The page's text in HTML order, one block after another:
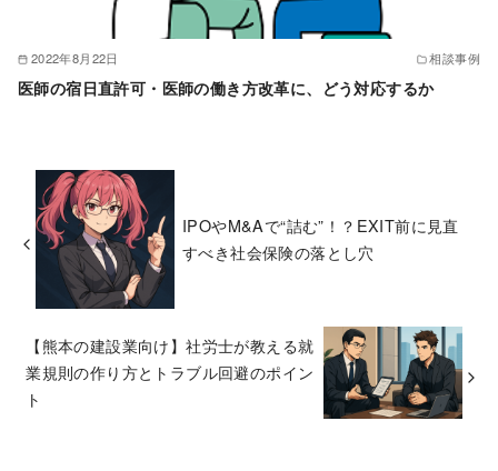
2022年8月22日 相談事例
医師の宿日直許可・医師の働き方改革に、どう対応するか
IPOやM&Aで“詰む”！？EXIT前に見直
すべき社会保険の落とし穴
【熊本の建設業向け】社労士が教える就
業規則の作り方とトラブル回避のポイン
ト